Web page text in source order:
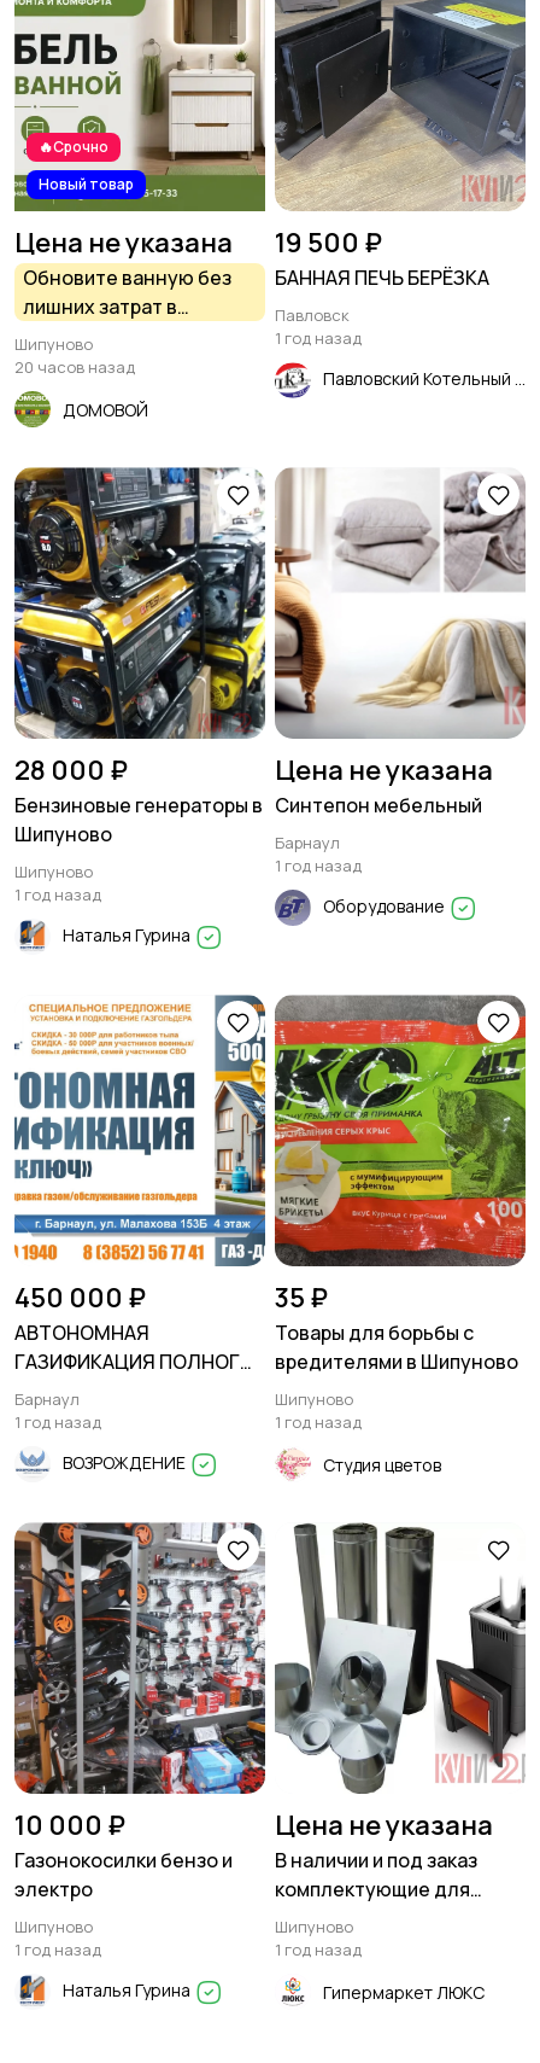
🔥Срочно
Новый товар
Цена не указана
Обновите ванную без
лишних затрат в
супермаркете Домовой
Шипуново
Шипуново
20 часов назад
ДОМОВОЙ
19 500 ₽
БАННАЯ ПЕЧЬ БЕРЁЗКА
Павловск
1 год назад
Павловский Котельный Завод
28 000 ₽
Бензиновые генераторы в
Шипуново
Шипуново
1 год назад
Наталья Гурина
Цена не указана
Синтепон мебельный
Барнаул
1 год назад
Оборудование
450 000 ₽
АВТОНОМНАЯ
ГАЗИФИКАЦИЯ ПОЛНОГО
ЦИКЛА
Барнаул
1 год назад
ВОЗРОЖДЕНИЕ
35 ₽
Товары для борьбы с
вредителями в Шипуново
Шипуново
1 год назад
Студия цветов
10 000 ₽
Газонокосилки бензо и
электро
Шипуново
1 год назад
Наталья Гурина
Цена не указана
В наличии и под заказ
комплектующие для
дымоходов.
Шипуново
1 год назад
Гипермаркет ЛЮКС